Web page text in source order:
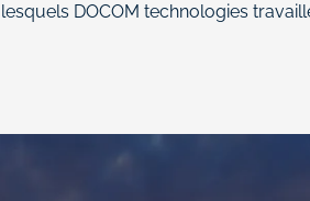
lesquels DOCOM technologies